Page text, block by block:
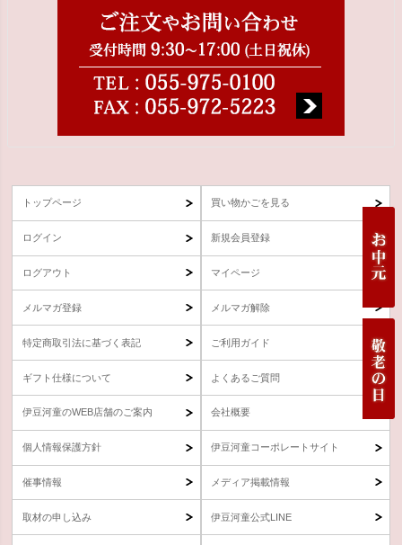
トップページ 買い物かごを見る
ログイン 新規会員登録
ログアウト マイページ
メルマガ登録 メルマガ解除
特定商取引法に基づく表記 ご利用ガイド
ギフト仕様について よくあるご質問
伊豆河童のWEB店舗のご案内 会社概要
個人情報保護方針 伊豆河童コーポレートサイト
催事情報 メディア掲載情報
取材の申し込み 伊豆河童公式LINE